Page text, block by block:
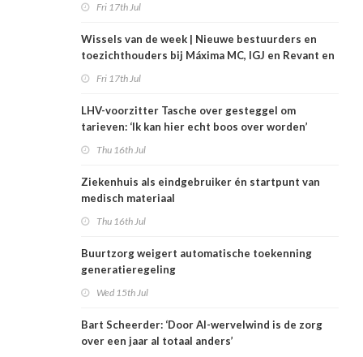
Fri 17th Jul
Wissels van de week | Nieuwe bestuurders en
toezichthouders bij Máxima MC, IGJ en Revant en
Fri 17th Jul
LHV-voorzitter Tasche over gesteggel om
tarieven: ‘Ik kan hier echt boos over worden’
Thu 16th Jul
Ziekenhuis als eindgebruiker én startpunt van
medisch materiaal
Thu 16th Jul
Buurtzorg weigert automatische toekenning
generatieregeling
Wed 15th Jul
Bart Scheerder: ‘Door AI-wervelwind is de zorg
over een jaar al totaal anders’